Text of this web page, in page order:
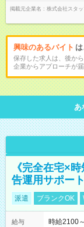
掲載元企業名
株式会社スタ
興味のあるバイト
保存した求人は、後か
企業からアプローチが届
あ
《完全在宅×
告運用サポート
派遣 ブランクOK
給与
時給2100